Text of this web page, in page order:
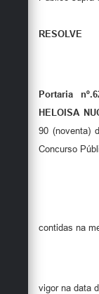
RESOLVE
Portaria
HELOISA
90 (noventa)
Concurso
contidas na
vigor na data